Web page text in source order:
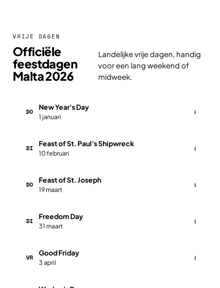
VRIJE DAGEN
Officiële
feestdagen
Malta 2026
Landelijke vrije dagen, handig
voor een lang weekend of
midweek.
DO
New Year's Day
1 januari
i
DI
Feast of St. Paul's Shipwreck
10 februari
i
DO
Feast of St. Joseph
19 maart
i
DI
Freedom Day
31 maart
i
VR
Good Friday
3 april
i